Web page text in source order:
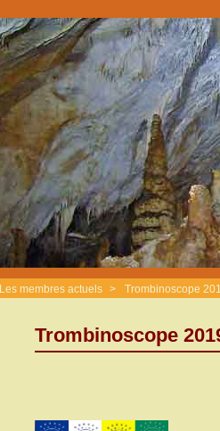
Les membres actuels > Trombinoscope
Trombinoscope